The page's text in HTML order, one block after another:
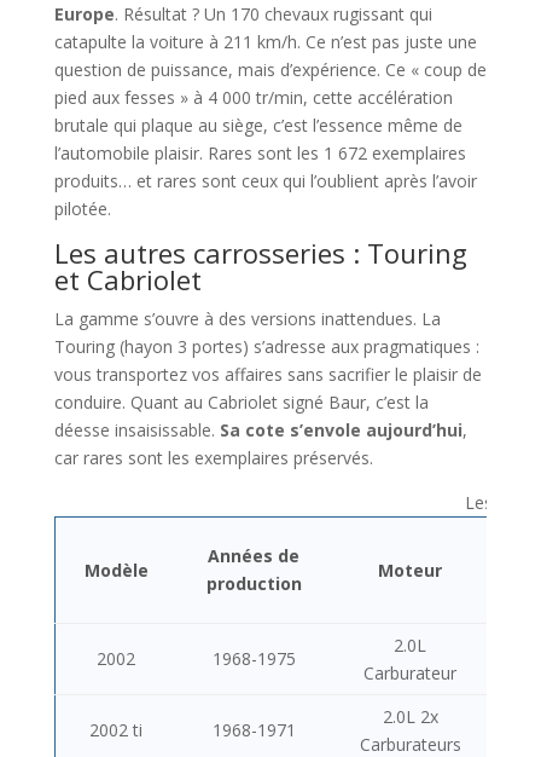
Europe. Résultat ? Un 170 chevaux rugissant qui
catapulte la voiture à 211 km/h. Ce n’est pas juste une
question de puissance, mais d’expérience. Ce « coup de
pied aux fesses » à 4 000 tr/min, cette accélération
brutale qui plaque au siège, c’est l’essence même de
l’automobile plaisir. Rares sont les 1 672 exemplaires
produits… et rares sont ceux qui l’oublient après l’avoir
pilotée.
Les autres carrosseries : Touring
et Cabriolet
La gamme s’ouvre à des versions inattendues. La
Touring (hayon 3 portes) s’adresse aux pragmatiques :
vous transportez vos affaires sans sacrifier le plaisir de
conduire. Quant au Cabriolet signé Baur, c’est la
déesse insaisissable. Sa cote s’envole aujourd’hui,
car rares sont les exemplaires préservés.
Les
Modèle
Années de
production
Moteur
2002 1968-1975
2.0L
Carburateur
2002 ti 1968-1971
2.0L 2x
Carburateurs